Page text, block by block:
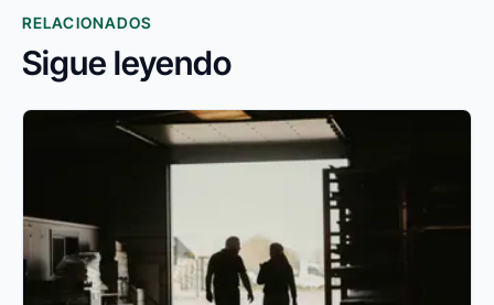
RELACIONADOS
Sigue leyendo